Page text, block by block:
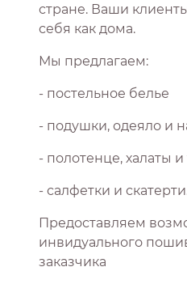
стране. Ваши
себя как дома.
Мы предлагаем:
- постельное белье
- подушки, одеяло и
- полотенце, халаты и
- салфетки и
Предоставляем
инвидуального
заказчика